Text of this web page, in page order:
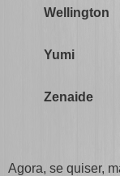
Wellington
Yumi
Zenaide
Agora, se quiser,